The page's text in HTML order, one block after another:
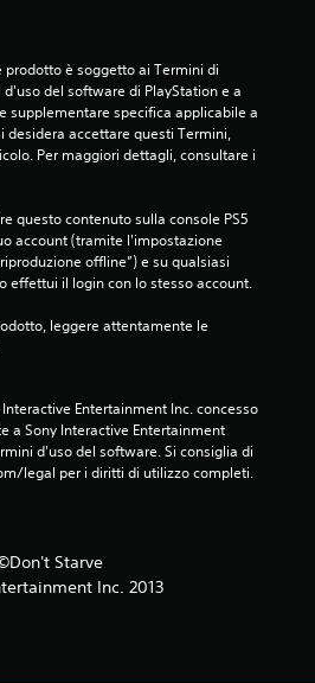
è soggetto ai Termini di
del software di PlayStation e a
supplementare specifica applicabile a
desidera accettare questi Termini,
Per maggiori dettagli, consultare i
questo contenuto sulla console PS5
account (tramite l'impostazione
offline”) e su qualsiasi
effettui il login con lo stesso account.
leggere attentamente le
Entertainment Inc. concesso
a Sony Interactive Entertainment
d'uso del software. Si consiglia di
legal per i diritti di utilizzo completi.
Starve
Inc. 2013